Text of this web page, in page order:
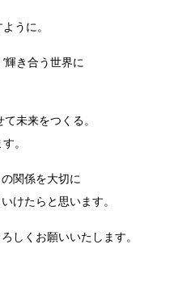
うに。
輝き合う世界に
未来をつくる。
。
関係を大切に
けたらと思います。
しくお願いいたします。